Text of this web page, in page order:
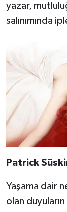
yazar,
salınımında
Patrick
Yaşama dair
olan